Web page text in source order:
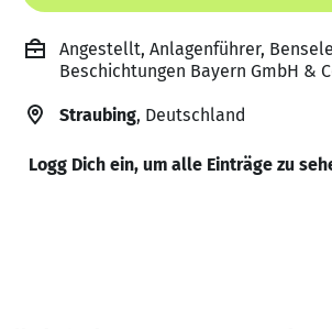
Angestellt, Anlagenführer,
Beschichtungen Bayern GmbH &
Straubing, Deutschland
Logg Dich ein, um alle Einträge zu